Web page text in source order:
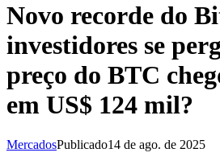
Novo recorde do
investidores se
preço do BTC
em US$ 124 mil?
MercadosPublicado14 de ago. de 2025